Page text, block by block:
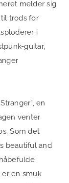
melder sig
trods for
i
guitar,
en
venter
Som det
beautiful and
en smuk